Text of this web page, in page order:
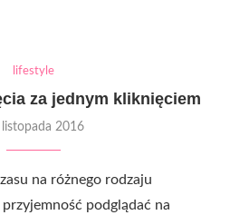
lifestyle
za jednym kliknięciem
listopada 2016
na różnego rodzaju
podglądać na